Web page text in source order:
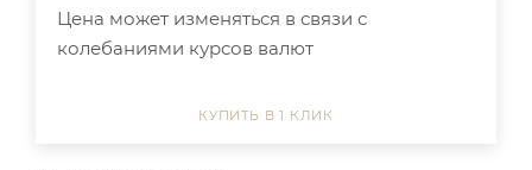
Цена может изменяться в связи с
колебаниями курсов валют
КУПИТЬ В 1 КЛИК